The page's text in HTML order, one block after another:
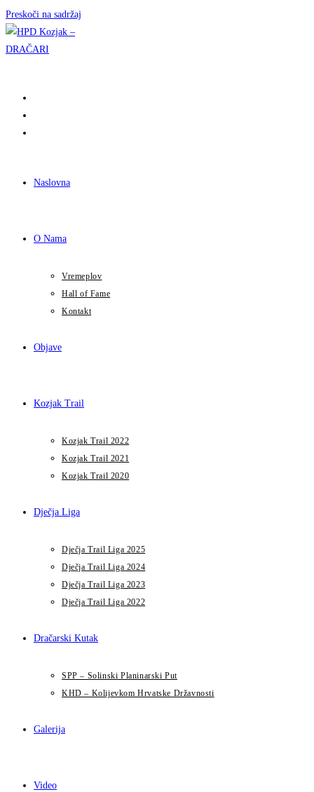
Preskoči na sadržaj
Naslovna
O Nama
Vremeplov
Hall of Fame
Kontakt
Objave
Kozjak Trail
Kozjak Trail 2022
Kozjak Trail 2021
Kozjak Trail 2020
Dječja Liga
Dječja Trail Liga 2025
Dječja Trail Liga 2024
Dječja Trail Liga 2023
Dječja Trail Liga 2022
Dračarski Kutak
SPP – Solinski Planinarski Put
KHD – Kolijevkom Hrvatske Državnosti
Galerija
Video